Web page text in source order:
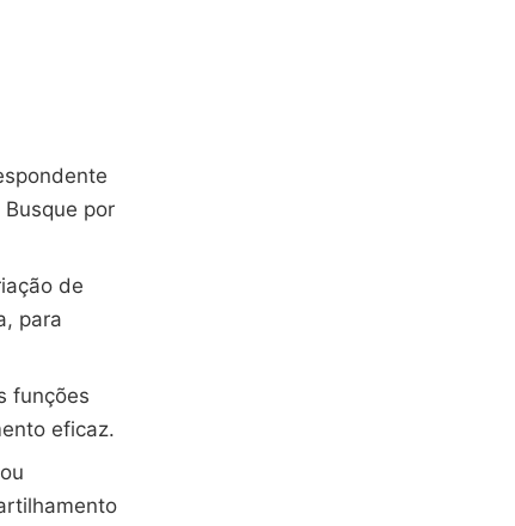
por
de
para
funções
eficaz.